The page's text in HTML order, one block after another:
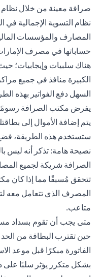
صرافة معينة من خلال نظام
نظام التسوية الإجمالية في
المصارف والمؤسسات
حساباتها في مصرف
هناك سلبيات وإيجابيات؛
الكبيرة منافذ في جميع
السهل دفع الفواتير بهذه
يفرض مكتب الصرافة رسومًا
يتم إضافة الأموال إلى
ستستخدم هذه الطريقة،
نصيحة هامة: تذكر أنه ليس
الصرافة شريكة لجميع
تتحقق مُسبقًا مما إذا كان
المصرف الذي تتعامل معه
متاعب.
متى يجب أن تقوم بسداد
حين تقترب البطاقة من الحد
الفاتورة مبكرًا قبل موعد
بشكل متكرر يؤثر سلبًا على